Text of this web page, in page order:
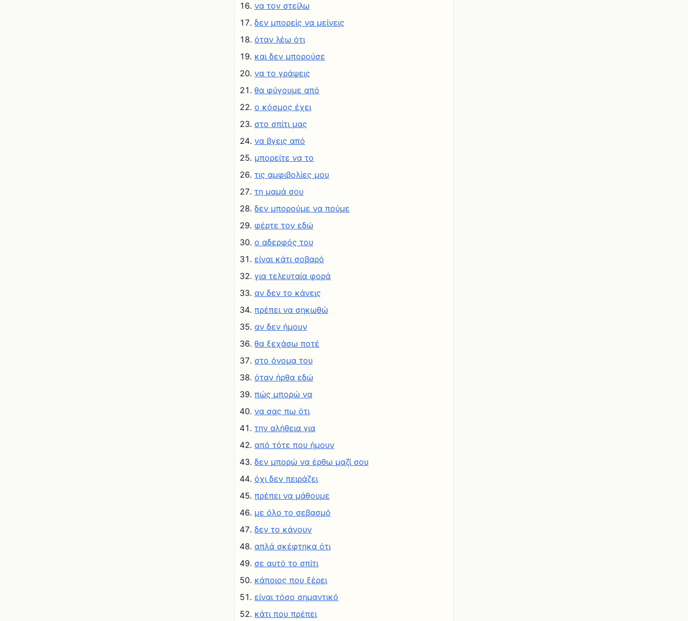
να τον στείλω
δεν μπορείς να μείνεις
όταν λέω ότι
και δεν μπορούσε
να το γράψεις
θα φύγουμε από
ο κόσμος έχει
στο σπίτι μας
να βγεις από
μπορείτε να το
τις αμφιβολίες μου
τη μαμά σου
δεν μπορούμε να πούμε
φέρτε τον εδώ
ο αδερφός του
είναι κάτι σοβαρό
για τελευταία φορά
αν δεν το κάνεις
πρέπει να σηκωθώ
αν δεν ήμουν
θα ξεχάσω ποτέ
στο όνομα του
όταν ήρθα εδώ
πώς μπορώ να
να σας πω ότι
την αλήθεια για
από τότε που ήμουν
δεν μπορώ να έρθω μαζί σου
όχι δεν πειράζει
πρέπει να μάθουμε
με όλο το σεβασμό
δεν το κάνουν
απλά σκέφτηκα ότι
σε αυτό το σπίτι
κάποιος που ξέρει
είναι τόσο σημαντικό
κάτι που πρέπει